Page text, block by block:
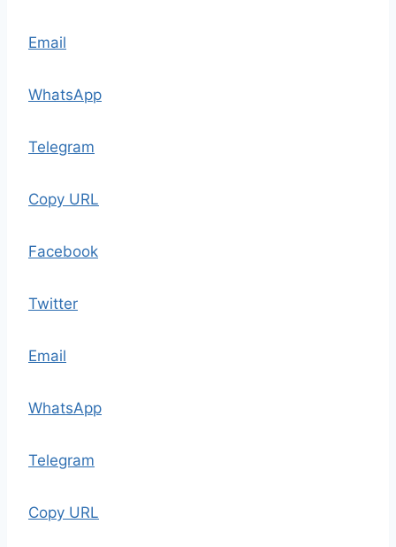
Email
WhatsApp
Telegram
Copy URL
Facebook
Twitter
Email
WhatsApp
Telegram
Copy URL